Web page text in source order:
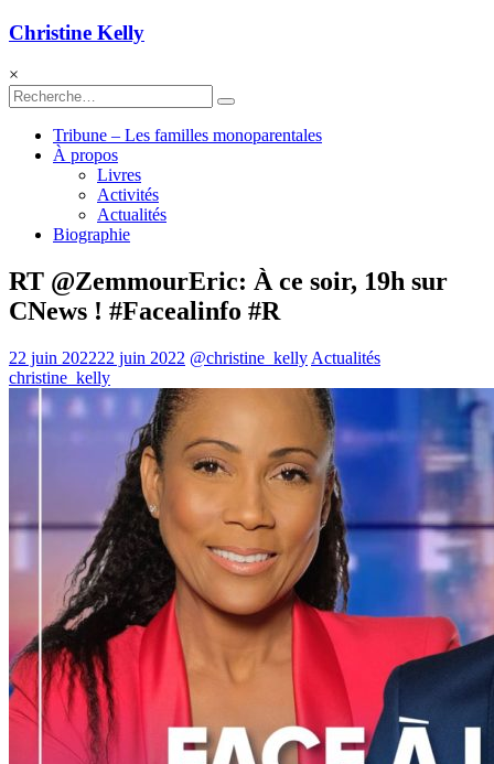
Christine Kelly
×
Tribune – Les familles monoparentales
À propos
Livres
Activités
Actualités
Biographie
RT @ZemmourEric: À ce soir, 19h sur
CNews ! #Facealinfo #R
22 juin 202222 juin 2022 @christine_kelly Actualités
christine_kelly